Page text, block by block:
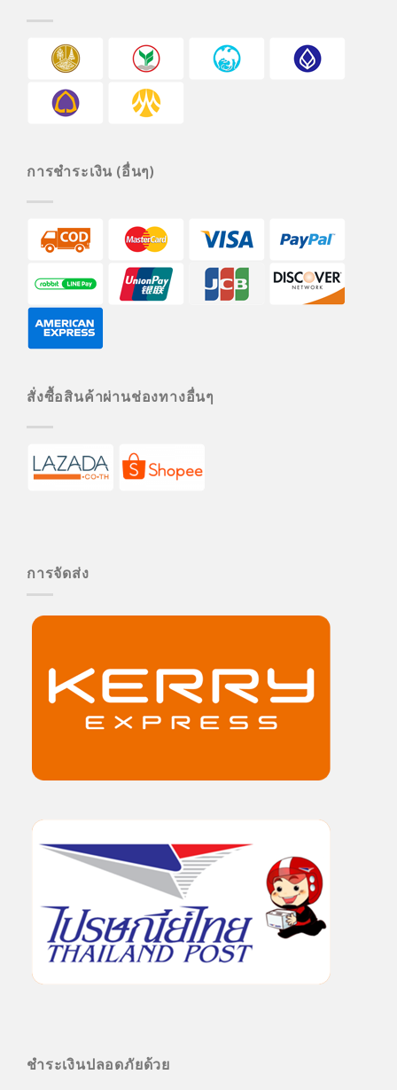
การชำระเงิน (อื่นๆ)
สั่งซื้อสินค้าผ่านช่องทางอื่นๆ
การจัดส่ง
ชำระเงินปลอดภัยด้วย